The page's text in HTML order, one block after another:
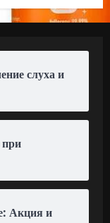
слуха и
при
Акция и